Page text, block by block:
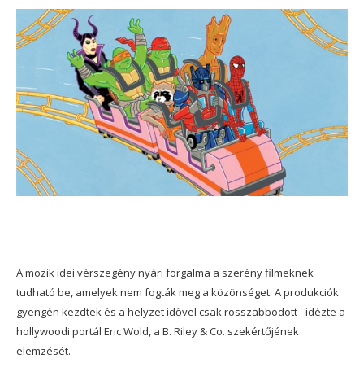
A mozik idei vérszegény nyári forgalma a szerény filmeknek
tudható be, amelyek nem fogták meg a közönséget. A produkciók
gyengén kezdtek és a helyzet idővel csak rosszabbodott - idézte a
hollywoodi portál Eric Wold, a B. Riley & Co. szekértőjének
elemzését.